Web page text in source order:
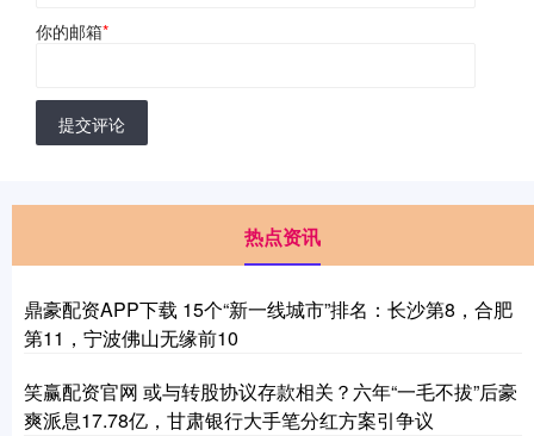
你的邮箱*
提交评论
热点资讯
鼎豪配资APP下载 15个“新一线城市”排名：长沙第8，合肥
第11，宁波佛山无缘前10
笑赢配资官网 或与转股协议存款相关？六年“一毛不拔”后豪
爽派息17.78亿，甘肃银行大手笔分红方案引争议